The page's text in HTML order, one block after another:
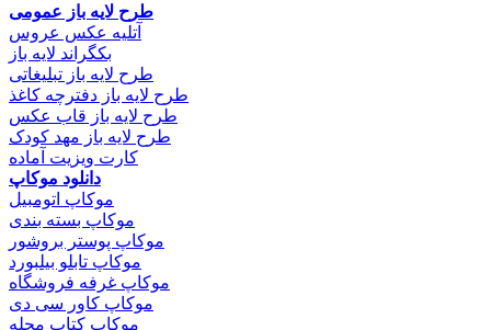
طرح لایه باز عمومی
آتلیه عکس عروس
بکگراند لایه باز
طرح لایه باز تبلیغاتی
طرح لایه باز دفترچه کاغذ
طرح لایه باز قاب عکس
طرح لایه باز مهد کودک
کارت ویزیت آماده
دانلود موکاپ
موکاپ اتومبیل
موکاپ بسته بندی
موکاپ پوستر بروشور
موکاپ تابلو بیلبورد
موکاپ غرفه فروشگاه
موکاپ کاور سی دی
موکاپ کتاب مجله